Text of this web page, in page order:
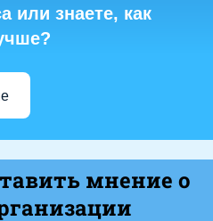
или знаете, как
мнение о